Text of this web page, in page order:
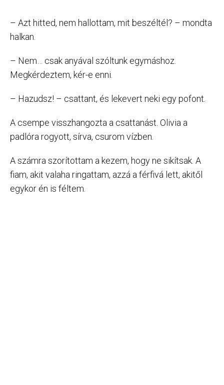
– Azt hitted, nem hallottam, mit beszéltél? – mondta
halkan.
– Nem… csak anyával szóltunk egymáshoz.
Megkérdeztem, kér-e enni.
– Hazudsz! – csattant, és lekevert neki egy pofont.
A csempe visszhangozta a csattanást. Olivia a
padlóra rogyott, sírva, csurom vízben.
A számra szorítottam a kezem, hogy ne sikítsak. A
fiam, akit valaha ringattam, azzá a férfivá lett, akitől
egykor én is féltem.